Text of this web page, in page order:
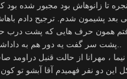
تا زانوهاش بود مجبور شده
پشیمون شدم. ترجیح دادم
همون حرف هایی که پشت درب
دو نفر فهمیدم آقا آبشو تو